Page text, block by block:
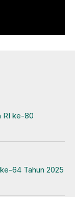
RI ke-80
64 Tahun 2025